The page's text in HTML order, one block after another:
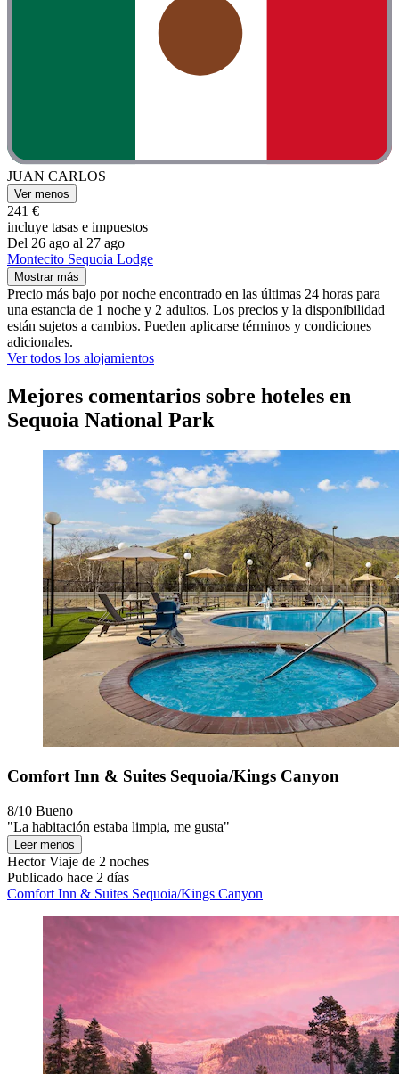
JUAN CARLOS
Ver menos
241 €
incluye tasas e impuestos
Del 26 ago al 27 ago
Montecito Sequoia Lodge
Mostrar más
Precio más bajo por noche encontrado en las últimas 24 horas para
una estancia de 1 noche y 2 adultos. Los precios y la disponibilidad
están sujetos a cambios. Pueden aplicarse términos y condiciones
adicionales.
Ver todos los alojamientos
Mejores comentarios sobre hoteles en
Sequoia National Park
Comfort Inn & Suites Sequoia/Kings Canyon
8/10 Bueno
"La habitación estaba limpia, me gusta"
Leer menos
HectorViaje de 2 noches
Publicado hace 2 días
Comfort Inn & Suites Sequoia/Kings Canyon